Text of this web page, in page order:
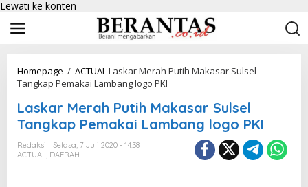
Lewati ke konten
Homepage / ACTUALLaskar Merah Putih Makasar Sulsel
Tangkap Pemakai Lambang logo PKI
Laskar Merah Putih Makasar Sulsel
Tangkap Pemakai Lambang logo PKI
Redaksi
Selasa, 7 Juli 2020 - 14:38
ACTUAL, DAERAH